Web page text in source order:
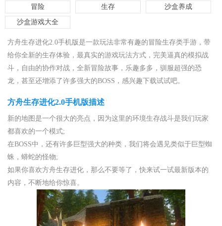
冒险 生存 沙盒养成
沙盒游戏大全
方舟生存进化2.0手机版是一款玩法非常有趣的冒险生存类手游，带
给你全新的生存体验，最真实的游戏玩法方式，完美逼真的模拟战
斗，自由的协作对战，全新冒险故事，乐趣多多，驯服超强的恐
龙，甚至还增添了许多强大的BOSS，感兴趣下载试试吧。
方舟生存进化2.0手机版描述
新的地图是一个很大的亮点，因为这里的环境生存战斗是我们玩家
都喜欢的一个模式;
在BOSS中，还有许多巨型强大的种类，我们将会遇见类似于巨型蜘
蛛，蟒蛇的怪物;
如果你喜欢方舟生存进化，那么不要等了，快来试一试最新版本的
内容，不断地给你惊喜。